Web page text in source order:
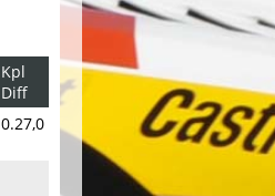
Kpl
Diff
0.27,0